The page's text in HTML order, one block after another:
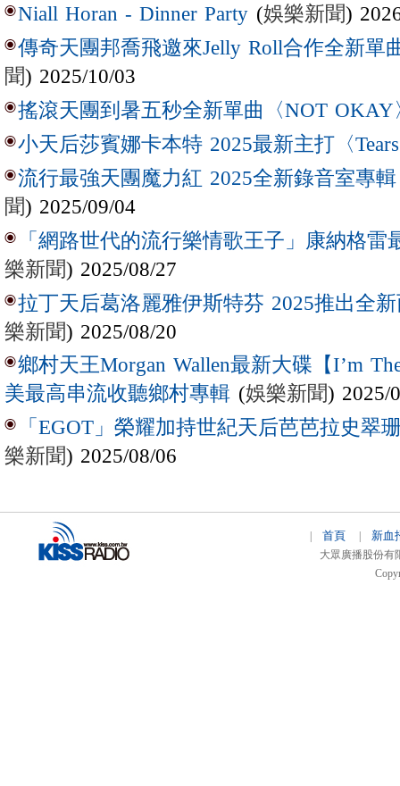
Niall Horan - Dinner Party (娛樂新聞)
傳奇天團邦喬飛邀來Jelly Roll合作全新單
聞) 2025/10/03
搖滾天團到暑五秒全新單曲〈NOT OKAY
小天后莎賓娜卡本特 2025最新主打〈
流行最強天團魔力紅 2025全新錄音室專
聞) 2025/09/04
「網路世代的流行樂情歌王子」康納格雷
樂新聞) 2025/08/27
拉丁天后葛洛麗雅伊斯特芬 2025推出全新
樂新聞) 2025/08/20
鄉村天王Morgan Wallen最新大碟【I’m
美最高串流收聽鄉村專輯 (娛樂新聞) 2025/
「EGOT」榮耀加持世紀天后芭芭拉史翠
樂新聞) 2025/08/06
| 首頁| 新血
大眾廣播股份有